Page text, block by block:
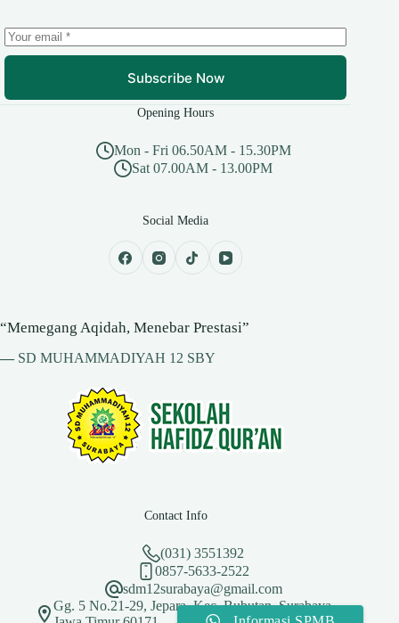
Subscribe Now
Opening Hours
Mon - Fri 06.50AM - 15.30PM
Sat 07.00AM - 13.00PM
Social Media
“Memegang Aqidah, Menebar Prestasi”
— SD MUHAMMADIYAH 12 SBY
Contact Info
(031) 3551392
0857-5633-2522
sdm12surabaya@gmail.com
Gg. 5 No.21-29, Jepara, Kec. Bubutan, Surabaya,